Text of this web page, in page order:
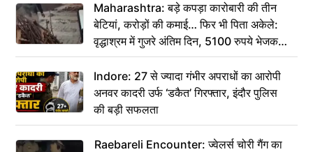
Maharashtra: बड़े कपड़ा कारोबारी की तीन
बेटियां, करोड़ों की कमाई… फिर भी पिता अकेले:
वृद्धाश्रम में गुजरे अंतिम दिन, 5100 रुपये भेजकर
कहा– अंतिम संस्कार कर दीजिए हम नहीं आ पाएंगे
Indore: 27 से ज्यादा गंभीर अपराधों का आरोपी
अनवर कादरी उर्फ ‘डकैत’ गिरफ्तार, इंदौर पुलिस
की बड़ी सफलता
Raebareli Encounter: ज्वेलर्स चोरी गैंग का